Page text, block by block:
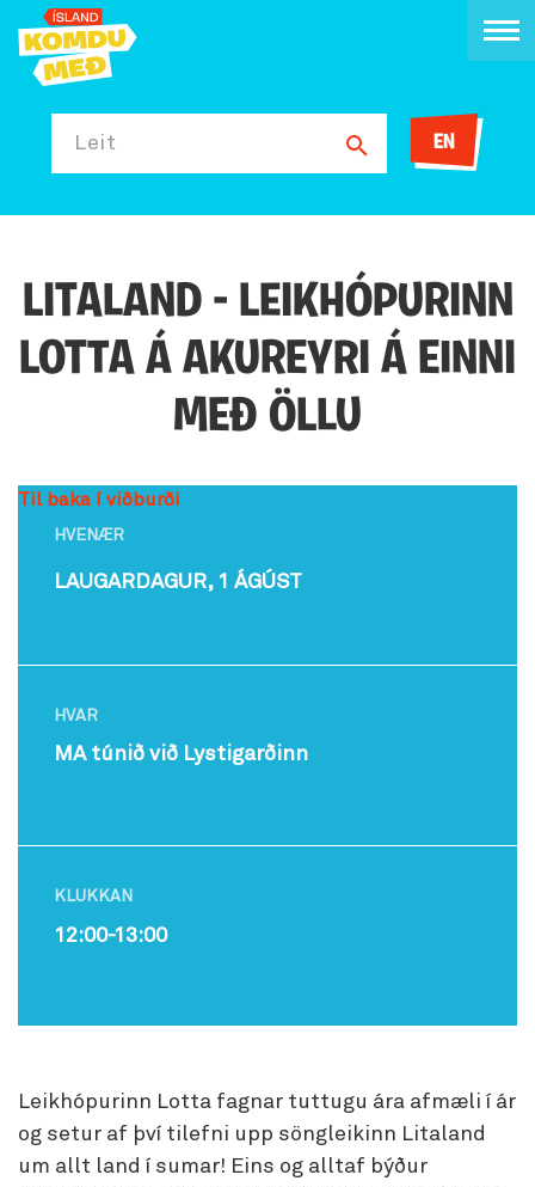
Leit EN
LITALAND - LEIKHÓPURINN
LOTTA Á AKUREYRI Á EINNI
MEÐ ÖLLU
Til baka í viðburði
HVENÆR
LAUGARDAGUR, 1 ÁGÚST
HVAR
MA túnið við Lystigarðinn
KLUKKAN
12:00-13:00
Leikhópurinn Lotta fagnar tuttugu ára afmæli í ár
og setur af því tilefni upp söngleikinn Litaland
um allt land í sumar! Eins og alltaf býður